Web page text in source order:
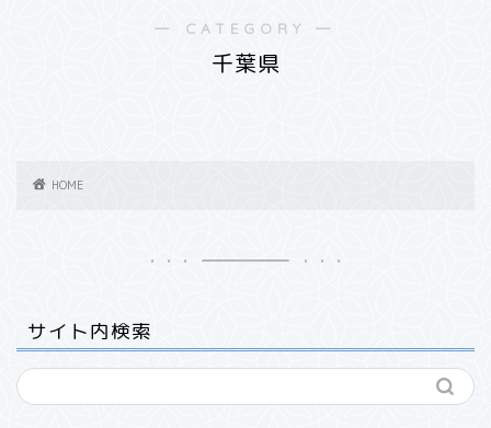
― CATEGORY ―
千葉県
HOME
サイト内検索